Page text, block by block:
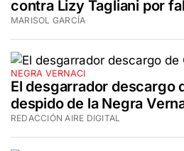
contra Lizy Tagliani por
MARISOL GARCÍA
NEGRA VERNACI
El desgarrador descargo
despido de la Negra
REDACCIÓN AIRE DIGITAL